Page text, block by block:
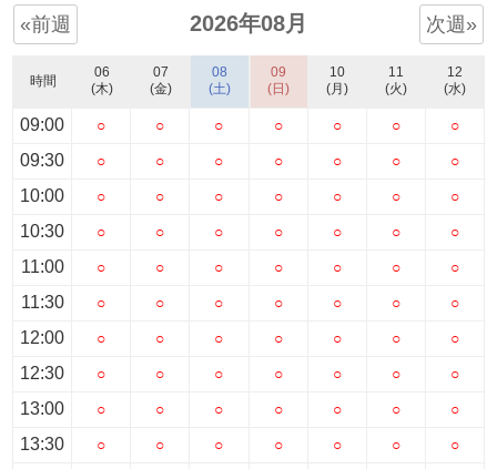
«前週 2026年08月 次週»
時間
09:00
09:30
10:00
10:30
11:00
11:30
12:00
12:30
13:00
13:30
06
(木)
○
○
○
○
○
○
○
○
○
○
07
(金)
○
○
○
○
○
○
○
○
○
○
08
(土)
○
○
○
○
○
○
○
○
○
○
09
(日)
○
○
○
○
○
○
○
○
○
○
10
(月)
○
○
○
○
○
○
○
○
○
○
11
(火)
○
○
○
○
○
○
○
○
○
○
12
(水)
○
○
○
○
○
○
○
○
○
○